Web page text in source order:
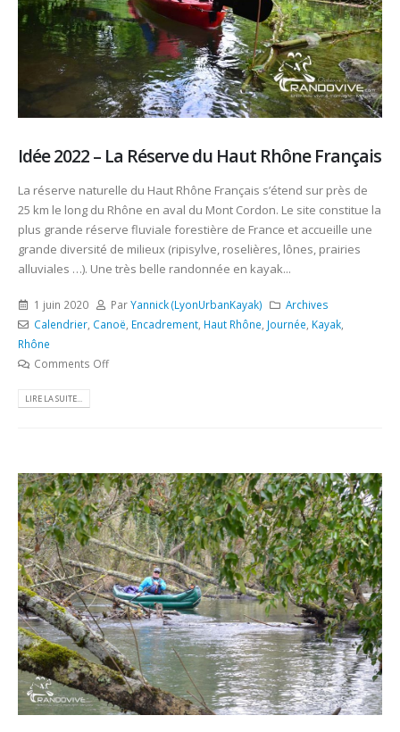
Idée 2022 – La Réserve du Haut Rhône Français
La réserve naturelle du Haut Rhône Français s’étend sur près de
25 km le long du Rhône en aval du Mont Cordon. Le site constitue la
plus grande réserve fluviale forestière de France et accueille une
grande diversité de milieux (ripisylve, roselières, lônes, prairies
alluviales …). Une très belle randonnée en kayak...
1 juin 2020 ParYannick (LyonUrbanKayak)
Archives
Calendrier, Canoë, Encadrement, Haut Rhône, Journée, Kayak,
Rhône
Comments Off
LIRE LA SUITE...